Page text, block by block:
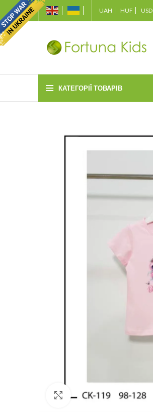
UAH HUF USD
КАТЕГОРІЇ ТОВАРІВ
Click to enlarge